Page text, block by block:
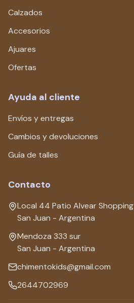
Calzados
Accesorios
Ajuares
Ofertas
Ayuda al cliente
Envíos y entregas
Cambios y devoluciones
Guía de talles
Contacto
Local 44 Patio Alvear Shopping
San Juan - Argentina
Mendoza 333 sur
San Juan - Argentina
chimentokids@gmail.com
2644702969